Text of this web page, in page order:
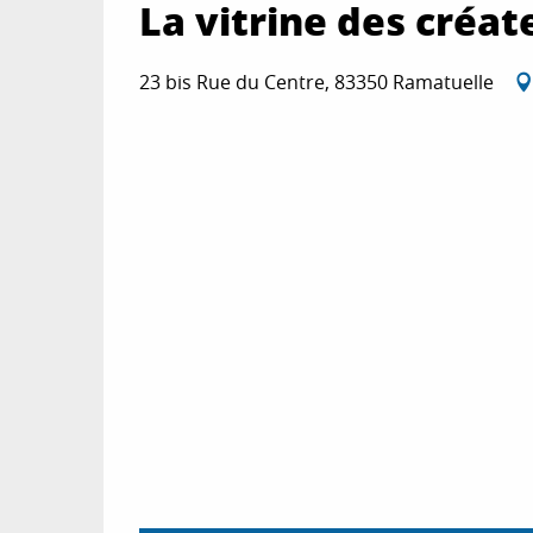
La vitrine des
23 bis Rue du Centre, 83350 Ramatuelle